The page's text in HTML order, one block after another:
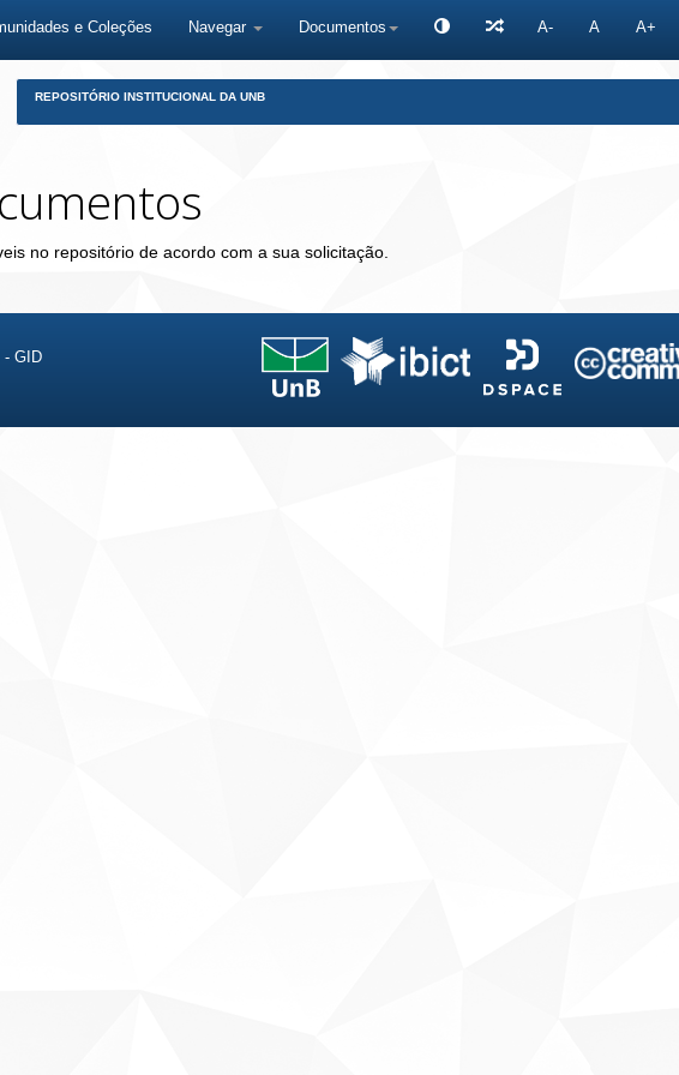
e Coleções Navegar Documentos A- A A+
REPOSITÓRIO INSTITUCIONAL DA UNB
no repositório de acordo com a sua solicitação.
- GID